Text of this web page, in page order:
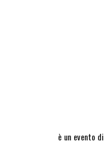
è un evento di